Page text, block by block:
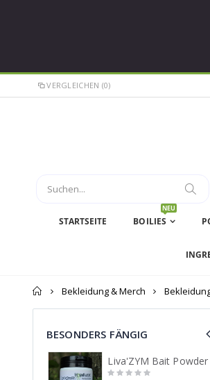
VERGLEICHEN (0)
STARTSEITE BOILIES
NEU
Startseite
Bekleidung & Merch
BESONDERS FÄNGIG
Liva'ZYM Bait Powder